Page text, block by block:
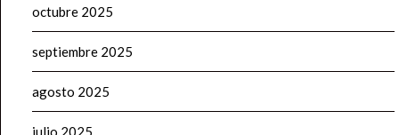
octubre 2025
septiembre 2025
agosto 2025
julio 2025